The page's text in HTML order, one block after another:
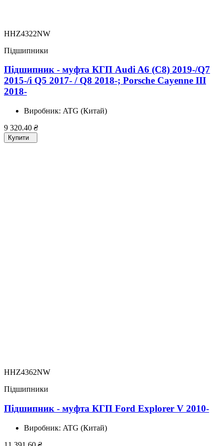
HHZ4322NW
Підшипники
Підшипник - муфта КГП Audi A6 (C8) 2019-/Q7
2015-/i Q5 2017- / Q8 2018-; Porsche Cayenne III
2018-
Виробник: ATG (Китай)
9 320.40 ₴
Купити
HHZ4362NW
Підшипники
Підшипник - муфта КГП Ford Explorer V 2010-
Виробник: ATG (Китай)